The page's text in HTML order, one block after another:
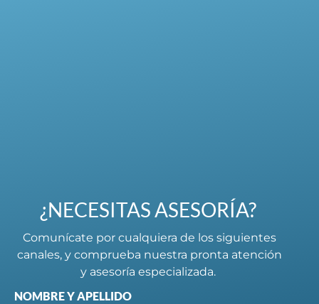
¿NECESITAS ASESORÍA?
Comunícate por cualquiera de los siguientes
canales, y comprueba nuestra pronta atención
y asesoría especializada.
NOMBRE Y APELLIDO